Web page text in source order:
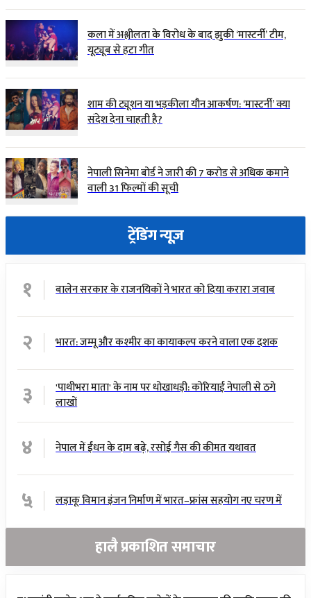
कला में अश्लीलता के विरोध के बाद झुकी ‘मास्टर्नी’ टीम,
यूट्यूब से हटा गीत
शाम की ट्यूशन या भड़कीला यौन आकर्षण: ‘मास्टर्नी’ क्या
संदेश देना चाहती है?
नेपाली सिनेमा बोर्ड ने जारी की 7 करोड से अधिक कमाने
वाली 31 फिल्मों की सूची
ट्रेंडिंग न्यूज़
१ बालेन सरकार के राजनयिकों ने भारत को दिया करारा जवाब
२ भारत: जम्मू और कश्मीर का कायाकल्प करने वाला एक दशक
३
'पाथीभरा माता' के नाम पर धोखाधड़ी: कोरियाई नेपाली से ठगे
लाखों
४ नेपाल में ईंधन के दाम बढ़े, रसोई गैस की कीमत यथावत
५ लड़ाकू विमान इंजन निर्माण में भारत–फ्रांस सहयोग नए चरण में
हालै प्रकाशित समाचार